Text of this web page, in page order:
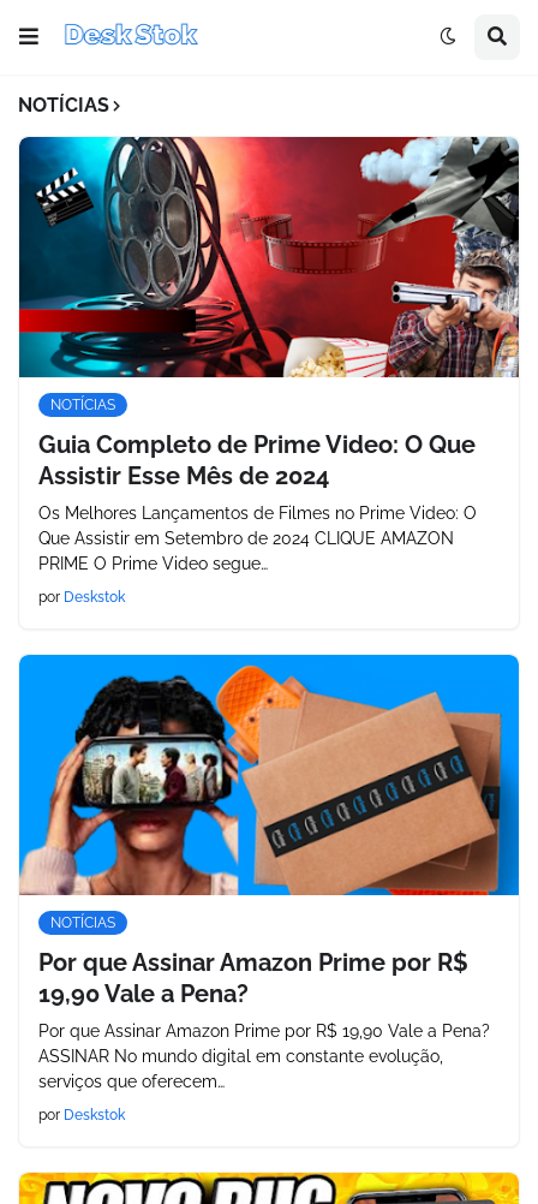
NOTÍCIAS
NOTÍCIAS
Guia Completo de Prime Video: O Que
Assistir Esse Mês de 2024
Os Melhores Lançamentos de Filmes no Prime Video: O
Que Assistir em Setembro de 2024 CLIQUE AMAZON
PRIME O Prime Video segue…
por Deskstok
NOTÍCIAS
Por que Assinar Amazon Prime por R$
19,90 Vale a Pena?
Por que Assinar Amazon Prime por R$ 19,90 Vale a Pena?
ASSINAR No mundo digital em constante evolução,
serviços que oferecem…
por Deskstok